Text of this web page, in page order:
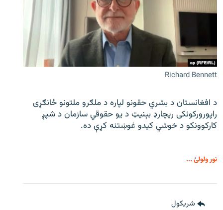
Richard Bennett
د افغانستان د بشري حقونو لپاره د ملګرو ملتونو ځانګړی
راپورورکونکی ریچارډ بېنیټ د یو حقوقي سازمان د شپږ
کارکوونکو د خوشي کیدو غوښتنه کړې ده.
نور ولولئ ...
شريکول